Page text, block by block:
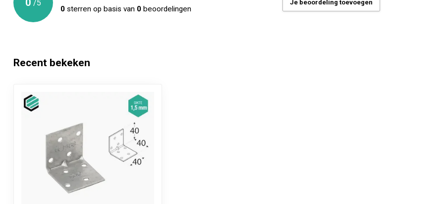
Montage gaten (mm) 8 stuks -> 8 x Ø5
Toepassing
/5
0 sterren op basis van 0 beoordelingen
Je beoordeling toevoegen
Recent bekeken